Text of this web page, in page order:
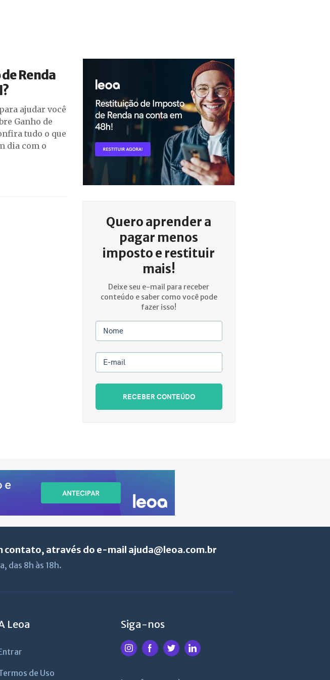
Renda
ajudar você
Ganho de
tudo o que
dia com o
Quero aprender a
pagar menos
imposto e restituir
mais!
Deixe seu e-mail para receber
conteúdo e saber como você pode
fazer isso!
Nome
E-mail
RECEBER CONTEÚDO
contato, através do e-mail ajuda@leoa.com.br
das 8h às 18h.
Leoa
de Uso
Siga-nos